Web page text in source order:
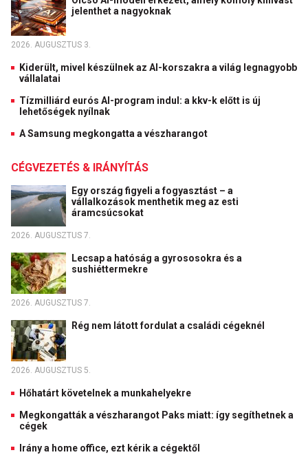
jelenthet a nagyoknak
2026. AUGUSZTUS 3.
Kiderült, mivel készülnek az AI-korszakra a világ legnagyobb
vállalatai
Tízmilliárd eurós AI-program indul: a kkv-k előtt is új
lehetőségek nyílnak
A Samsung megkongatta a vészharangot
CÉGVEZETÉS & IRÁNYÍTÁS
Egy ország figyeli a fogyasztást – a
vállalkozások menthetik meg az esti
áramcsúcsokat
2026. AUGUSZTUS 7.
Lecsap a hatóság a gyrososokra és a
sushiéttermekre
2026. AUGUSZTUS 7.
Rég nem látott fordulat a családi cégeknél
2026. AUGUSZTUS 5.
Hőhatárt követelnek a munkahelyekre
Megkongatták a vészharangot Paks miatt: így segíthetnek a
cégek
Irány a home office, ezt kérik a cégektől